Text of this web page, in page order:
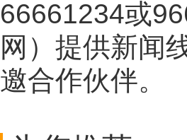
66661234或
网 ）提供新闻
邀合作伙伴。